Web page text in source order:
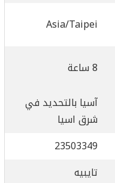
Asia/Taipei
8 ساعة
آسيا بالتحديد في
شرق اسيا
23503349
تايبيه